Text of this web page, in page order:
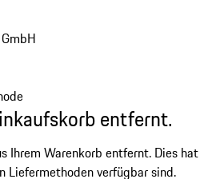
entfernt.
Ihrem Warenkorb entfernt. Dies hat
Liefermethoden verfügbar sind.